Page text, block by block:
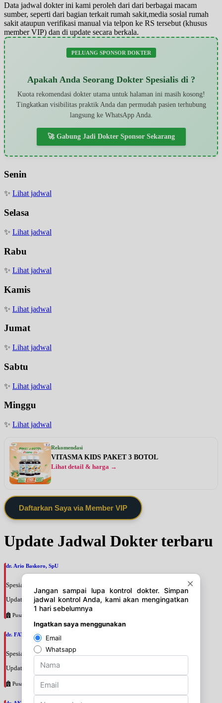
Data jadwal dokter ini kami peroleh dari dari berbagai macam
sumber, seperti dari bagian terkait rumah sakit,media sosial rumah
sakit ataupun verifikasi manual via telpon ke RS tersebut (khusus
member VIP) dan di update secara berkala.
PELUANG SPONSOR DOKTER
Apakah Anda Seorang Dokter Spesialis di ?
Kuota rekomendasi dokter utama untuk halaman ini masih kosong!
Tingkatkan visibilitas praktik Anda dan permudah pasien terhubung
langsung ke WhatsApp Anda.
🚀 Gabung Jadi Dokter Sponsor Sekarang
Senin
✨ Lihat jadwal
Selasa
✨ Lihat jadwal
Rabu
✨ Lihat jadwal
Kamis
✨ Lihat jadwal
Jumat
✨ Lihat jadwal
Sabtu
✨ Lihat jadwal
Minggu
✨ Lihat jadwal
Rekomendasi
VITASMA KIDS PAKET 3 BOTOL
Lihat detail & harga →
Daftarkan Saya via Member VIP
Update Jadwal Dokter terbaru
dr. Ario Baskoro, SpU
Spesialis: Bedah Urologi
Update terakhir: 2026-08-06 18:46:06
Pusat Pertamina
dr. FATAN ABSHARI, SpU
Spesialis: Bedah Urologi
Update terakhir: 2026-08-06 18:42:13
Pusat Pertamina